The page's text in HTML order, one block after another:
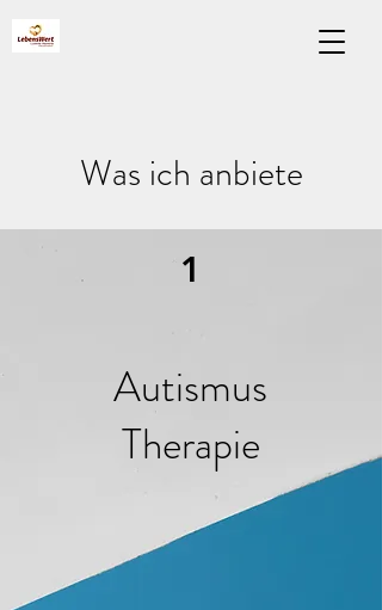
Was ich anbiete
1
Autismus
Therapie